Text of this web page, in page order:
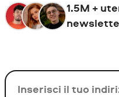
1.5M +
La tua e-mail